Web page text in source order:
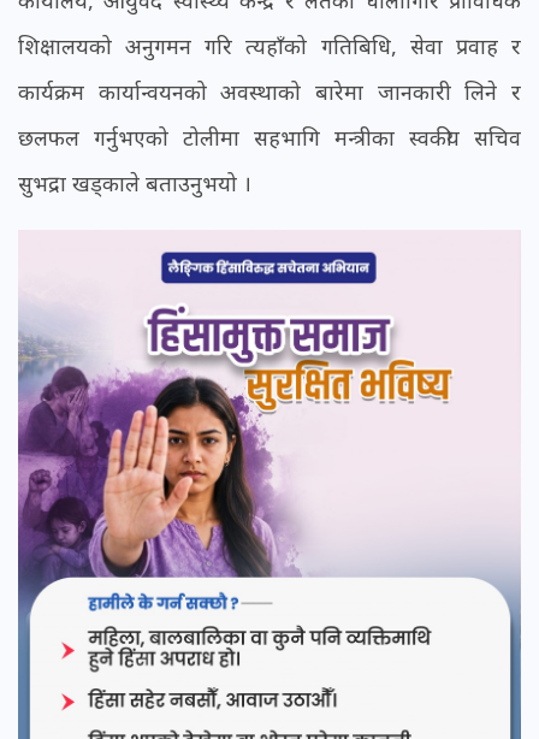
शिक्षालयको अनुगमन गरि त्यहाँको गतिबिधि, सेवा प्रवाह र
कार्यक्रम कार्यान्वयनको अवस्थाको बारेमा जानकारी लिने र
छलफल गर्नुभएको टोलीमा सहभागि मन्त्रीका स्वकीय सचिव
सुभद्रा खड्काले बताउनुभयो ।